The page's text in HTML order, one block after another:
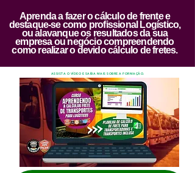
Aprenda a fazer o cálculo de frente e
destaque-se como profissional Logístico,
ou alavanque os resultados da sua
empresa ou negócio compreendendo
como realizar o devido cálculo de fretes.
ASSISTA O VÍDEO E SAÍBA MAIS SOBRE A FORMAÇÃO.